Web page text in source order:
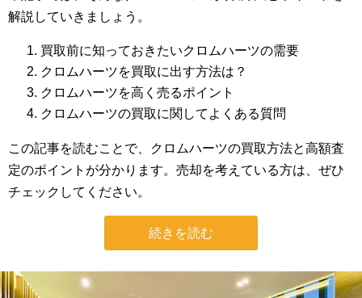
解説していきましょう。
買取前に知っておきたいクロムハーツの需要
クロムハーツを買取に出す方法は？
クロムハーツを高く売るポイント
クロムハーツの買取に関してよくある質問
この記事を読むことで、クロムハーツの買取方法と高額査
定のポイントが分かります。売却を考えている方は、ぜひ
チェックしてください。
続きを読む